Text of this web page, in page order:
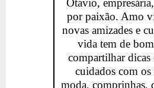
Otavio,
por paixão. Amo
novas amizades e
vida tem de
compartilhar dicas
cuidados com os
moda, comprinhas,